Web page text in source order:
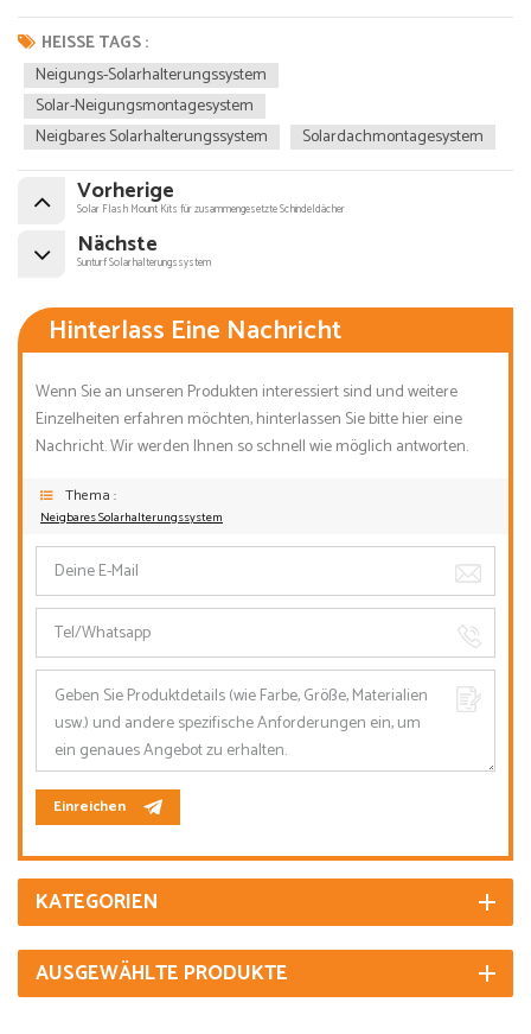
HEISSE TAGS :
Neigungs-Solarhalterungssystem
Solar-Neigungsmontagesystem
Neigbares Solarhalterungssystem
Solardachmontagesystem
Vorherige
Solar Flash Mount Kits für zusammengesetzte Schindeldächer
Nächste
Sunturf Solarhalterungssystem
Hinterlass Eine Nachricht
Wenn Sie an unseren Produkten interessiert sind und weitere
Einzelheiten erfahren möchten, hinterlassen Sie bitte hier eine
Nachricht. Wir werden Ihnen so schnell wie möglich antworten.
Thema :
Neigbares Solarhalterungssystem
Einreichen
KATEGORIEN
AUSGEWÄHLTE PRODUKTE